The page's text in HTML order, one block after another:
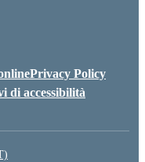
Privacy Policy
di accessibilità